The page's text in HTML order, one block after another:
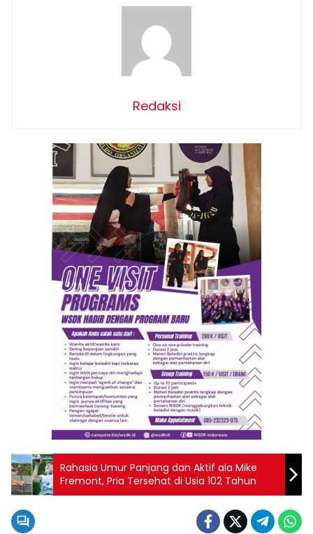
Redaksi
Rahasia Umur Panjang dan Aktif ala Mike
Fremont, Pria Tersehat di Usia 102 Tahun